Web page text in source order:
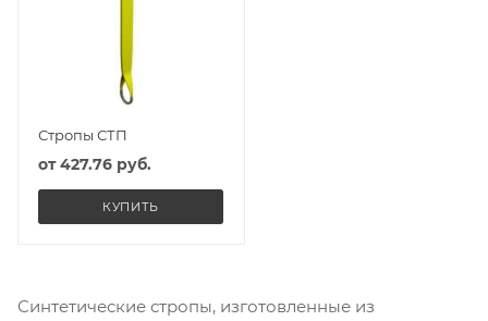
Стропы СТП
от427.76 руб.
КУПИТЬ
Синтетические стропы, изготовленные из